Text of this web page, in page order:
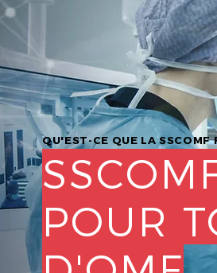
QU'EST-CE QUE LA SSCOMF
POUR